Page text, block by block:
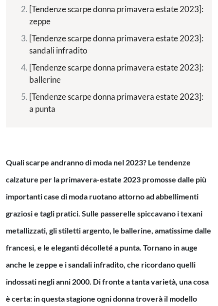
[Tendenze scarpe donna primavera estate 2023]:
zeppe
[Tendenze scarpe donna primavera estate 2023]:
sandali infradito
[Tendenze scarpe donna primavera estate 2023]:
ballerine
[Tendenze scarpe donna primavera estate 2023]:
a punta
Quali scarpe andranno di moda nel 2023? Le tendenze
calzature per la primavera-estate 2023 promosse dalle più
importanti case di moda ruotano attorno ad abbellimenti
graziosi e tagli pratici. Sulle passerelle spiccavano i texani
metallizzati, gli stiletti argento, le ballerine, amatissime dalle
francesi, e le eleganti décolleté a punta. Tornano in auge
anche le zeppe e i sandali infradito, che ricordano quelli
indossati negli anni 2000. Di fronte a tanta varietà, una cosa
è certa: in questa stagione ogni donna troverà il modello